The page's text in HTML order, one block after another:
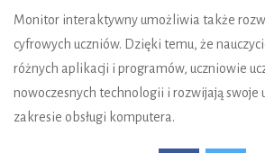
Monitor interaktywny umożliwia także
cyfrowych uczniów. Dzięki temu, że
różnych aplikacji i programów, uczniowie
nowoczesnych technologii i rozwijają swoje
zakresie obsługi komputera.